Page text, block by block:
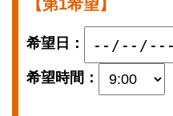
【第1希望】
希望日：
希望時間：